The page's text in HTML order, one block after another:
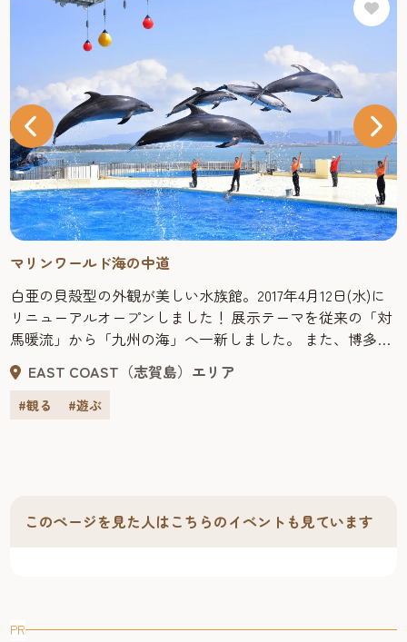
マリンワールド海の中道
白亜の貝殻型の外観が美しい水族館。2017年4月12日(水)に
リニューアルオープンしました！ 展示テーマを従来の「対
馬暖流」から「九州の海」へ一新しました。 また、博多湾
を背景としたショープールは観客席側にステーがを新設さ
れ、より迫力感のあるアシカやイルカショーが楽しめま
す。 2024年春「かいじゅうアイランド」に新エリア誕生！
です。 マリンワールド海の中道では、展示物を案内する無
料の多言語音声ガイド『jaj.jp』が常時利用できます。 来館
EAST COAST（志賀島）エリア
#観る #遊ぶ
このページを見た人はこちらのイベントも見ています
PR